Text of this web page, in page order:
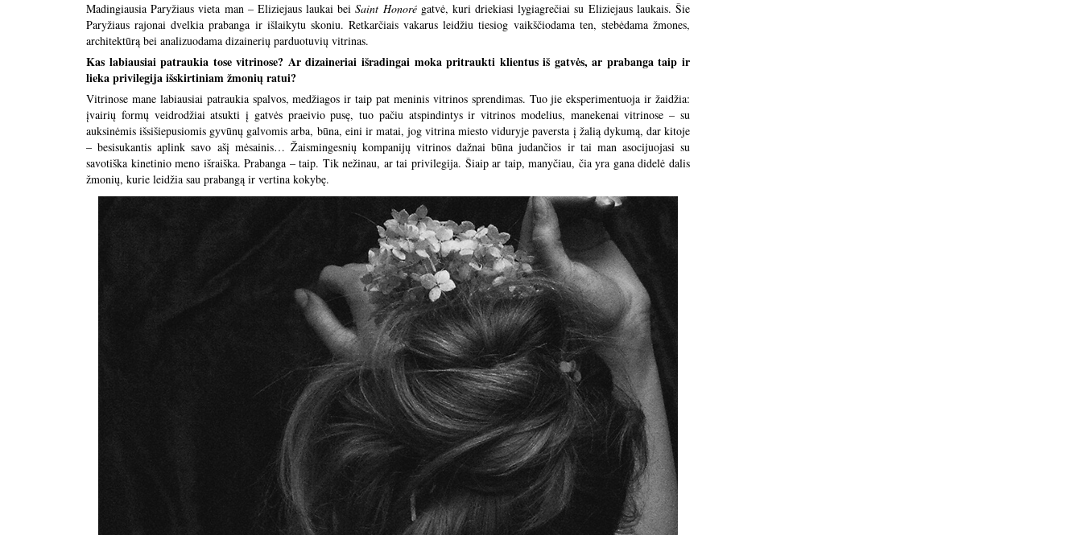
Madingiausia Paryžiaus vieta man – Eliziejaus laukai beiSaint Honorégatvė, kuri driekiasi lygiagrečiai su Eliziejaus laukais. Šie
Paryžiaus rajonai dvelkia prabanga ir išlaikytu skoniu. Retkarčiais vakarus leidžiu tiesiog vaikščiodama ten, stebėdama žmones,
architektūrą bei analizuodama dizainerių parduotuvių vitrinas.
Kas labiausiai patraukia tose vitrinose? Ar dizaineriai išradingai moka pritraukti klientus iš gatvės, ar prabanga taip ir
lieka privilegija išskirtiniam žmonių ratui?
Vitrinose mane labiausiai patraukia spalvos, medžiagos ir taip pat meninis vitrinos sprendimas. Tuo jie eksperimentuoja ir žaidžia:
įvairių formų veidrodžiai atsukti į gatvės praeivio pusę, tuo pačiu atspindintys ir vitrinos modelius, manekenai vitrinose – su
auksinėmis išsišiepusiomis gyvūnų galvomis arba, būna, eini ir matai, jog vitrina miesto viduryje paversta į žalią dykumą, dar kitoje
– besisukantis aplink savo ašį mėsainis… Žaismingesnių kompanijų vitrinos dažnai būna judančios ir tai man asocijuojasi su
savotiška kinetinio meno išraiška. Prabanga – taip. Tik nežinau, ar tai privilegija. Šiaip ar taip, manyčiau, čia yra gana didelė dalis
žmonių, kurie leidžia sau prabangą ir vertina kokybę.